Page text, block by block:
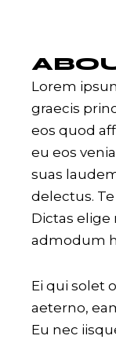
Lorem
graecis
eos quod
eu eos
suas
delectus.
Dictas elige
admodum
Ei qui solet
aeterno,
Eu nec